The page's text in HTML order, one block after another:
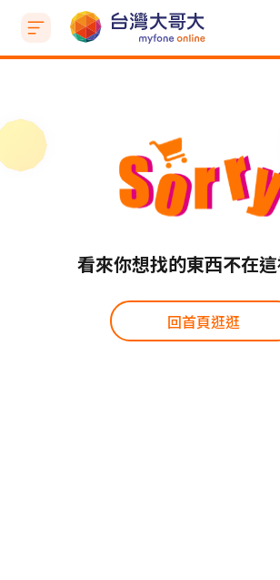
看來你想找的東西不在
回首頁逛逛